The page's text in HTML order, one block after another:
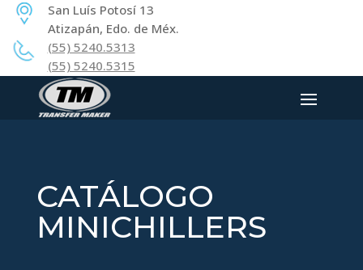
San Luís Potosí 13
Atizapán, Edo. de Méx.
(55) 5240.5313
(55) 5240.5315
CATÁLOGO
MINICHILLERS